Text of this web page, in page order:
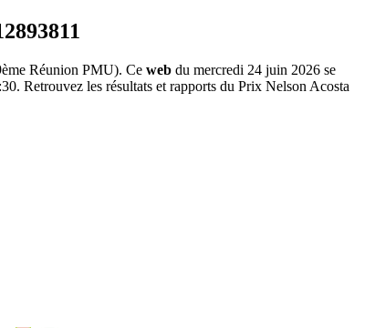
Réunion PMU). Ce web du mercredi 24 juin 2026 se
Retrouvez les résultats et rapports du Prix Nelson Acosta